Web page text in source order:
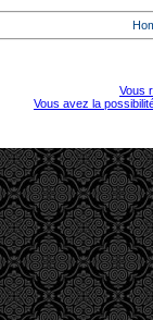
Vous
Vous avez la